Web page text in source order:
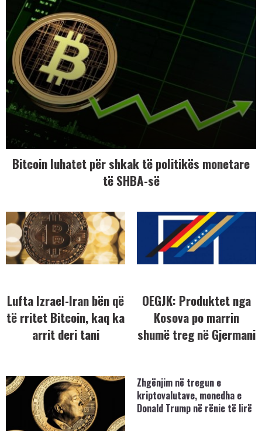
Bitcoin luhatet për shkak të politikës monetare
të SHBA-së
Lufta Izrael-Iran bën që
të rritet Bitcoin, kaq ka
arrit deri tani
OEGJK: Produktet nga
Kosova po marrin
shumë treg në Gjermani
Zhgënjim në tregun e
kriptovalutave, monedha e
Donald Trump në rënie të lirë